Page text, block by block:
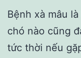
Bệnh xà mâu
chó nào cũng
tức thời nếu